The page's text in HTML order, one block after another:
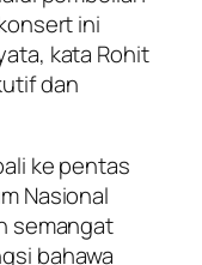
ini
kata Rohit
dan
ke pentas
Nasional
semangat
bahawa